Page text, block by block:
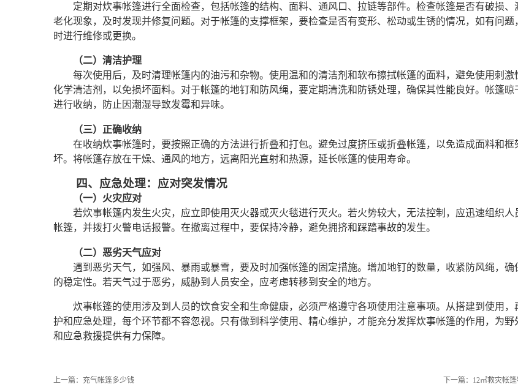
定期对炊事帐篷进行全面检查，包括帐篷的结构、面料、通风口、拉链等部件。检查帐篷是否有破损、
老化现象，及时发现并修复问题。对于帐篷的支撑框架，要检查是否有变形、松动或生锈的情况，如有问题
时进行维修或更换。
（二）清洁护理
每次使用后，及时清理帐篷内的油污和杂物。使用温和的清洁剂和软布擦拭帐篷的面料，避免使用刺激
化学清洁剂，以免损坏面料。对于帐篷的地钉和防风绳，要定期清洗和防锈处理，确保其性能良好。帐篷晾
进行收纳，防止因潮湿导致发霉和异味。
（三）正确收纳
在收纳炊事帐篷时，要按照正确的方法进行折叠和打包。避免过度挤压或折叠帐篷，以免造成面料和框
坏。将帐篷存放在干燥、通风的地方，远离阳光直射和热源，延长帐篷的使用寿命。
四、应急处理：应对突发情况
（一）火灾应对
若炊事帐篷内发生火灾，应立即使用灭火器或灭火毯进行灭火。若火势较大，无法控制，应迅速组织人
帐篷，并拨打火警电话报警。在撤离过程中，要保持冷静，避免拥挤和踩踏事故的发生。
（二）恶劣天气应对
遇到恶劣天气，如强风、暴雨或暴雪，要及时加强帐篷的固定措施。增加地钉的数量，收紧防风绳，确
的稳定性。若天气过于恶劣，威胁到人员安全，应考虑转移到安全的地方。
炊事帐篷的使用涉及到人员的饮食安全和生命健康，必须严格遵守各项使用注意事项。从搭建到使用，
护和应急处理，每个环节都不容忽视。只有做到科学使用、精心维护，才能充分发挥炊事帐篷的作用，为野
和应急救援提供有力保障。
上一篇： 充气帐篷多少钱 下一篇： 12㎡救灾帐